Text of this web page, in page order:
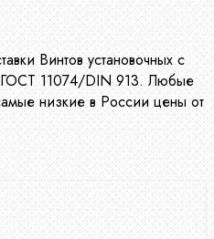
Винтов установочных с
ГОСТ 11074/DIN 913. Любые
низкие в России цены от